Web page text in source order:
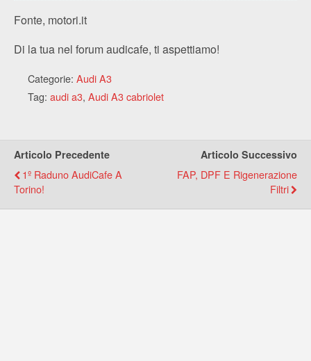
Fonte, motori.it
Di la tua nel forum audicafe, ti aspettiamo!
Categorie: Audi A3
Tag: audi a3, Audi A3 cabriolet
Articolo Precedente
1º Raduno AudiCafe A
Torino!
Articolo Successivo
FAP, DPF E Rigenerazione
Filtri